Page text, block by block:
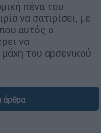
πένα του
να σατιρίσει, με
αυτός ο
να
μάχη του αρσενικού
άρθρα